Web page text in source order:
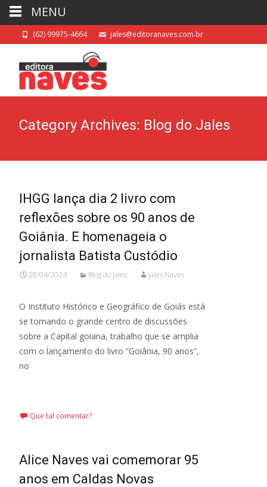
(62) 99975-4664 jales@editoranaves.com.br
Category Archives: Blog do Jales
IHGG lança dia 2 livro com
reflexões sobre os 90 anos de
Goiânia. E homenageia o
jornalista Batista Custódio
28/04/2024 Blog do Jales Jales Naves
O Instituto Histórico e Geográfico de Goiás está
se tornando o grande centro de discussões
sobre a Capital goiana, trabalho que se amplia
com o lançamento do livro “Goiânia, 90 anos”,
no
Que tal comentar?
Alice Naves vai comemorar 95
anos em Caldas Novas
MENU